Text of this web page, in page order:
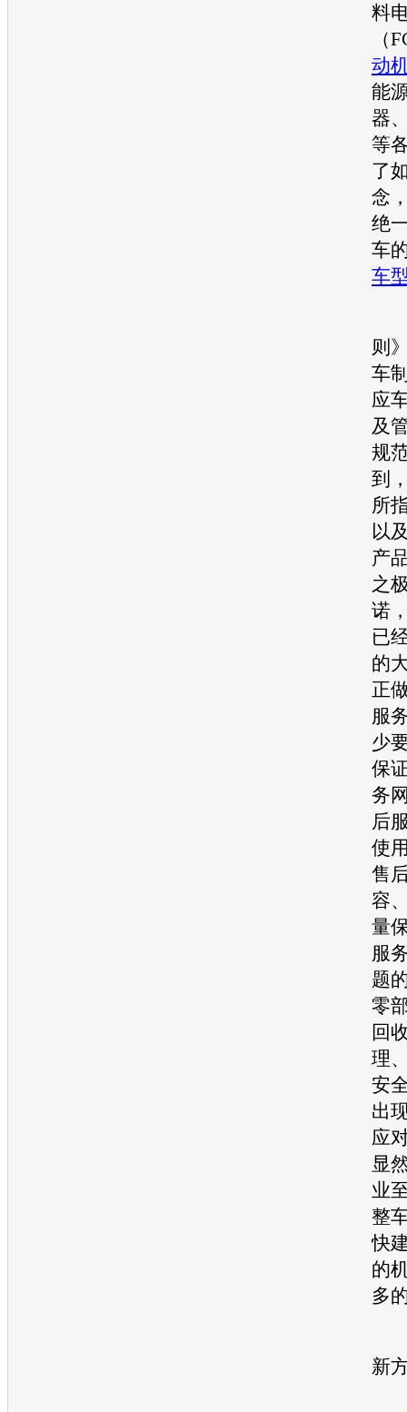
料
（
动
能
器
等
了
念
绝
车
车
则
车
应
及
规
到
所
以
产
之
诺
已
的
正
服
少
保
务
后
使
售
容
量
服
题
零
回
理
安
出
应
显
业
整
快
的
多
新